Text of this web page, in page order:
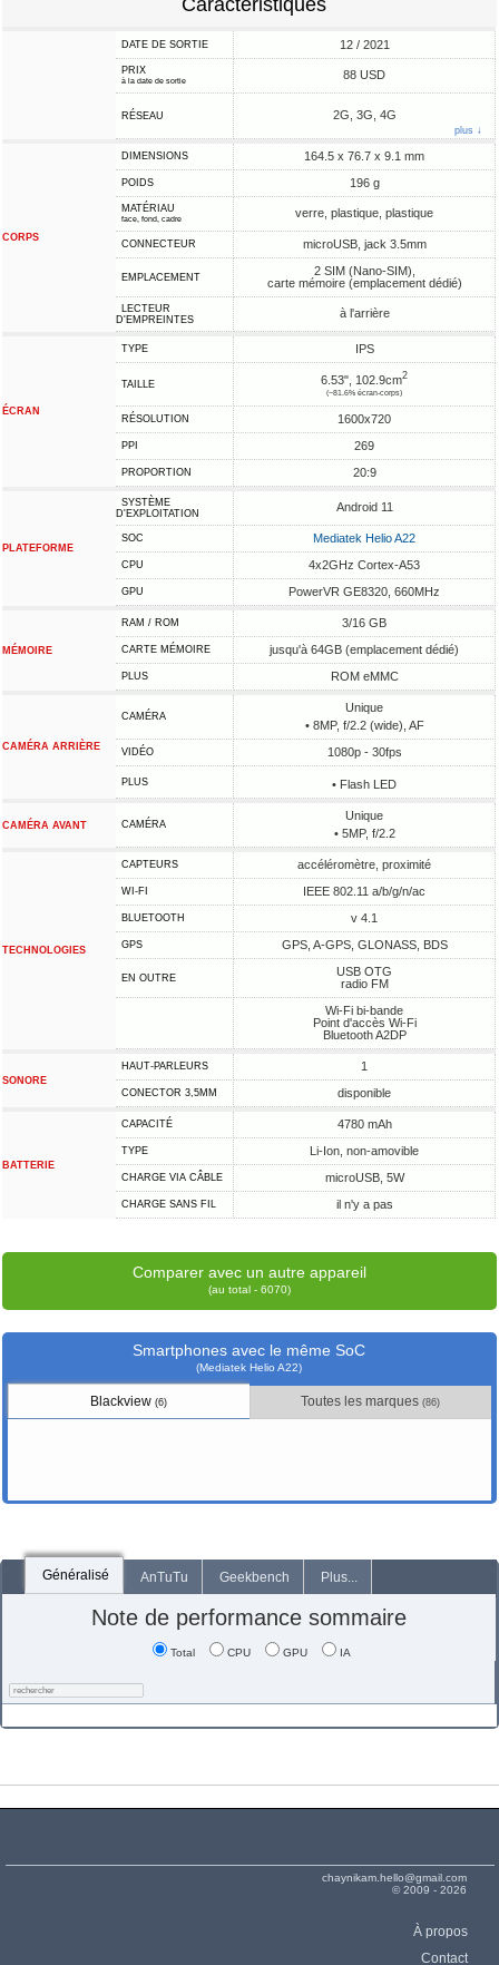
Caractéristiques
DATE DE SORTIE 12 / 2021
PRIX
à la date de sortie 88 USD
RÉSEAU 2G, 3G, 4G
plus ↓
CORPS
DIMENSIONS 164.5 x 76.7 x 9.1 mm
POIDS 196 g
MATÉRIAU
face, fond, cadre verre, plastique, plastique
CONNECTEUR microUSB, jack 3.5mm
EMPLACEMENT
2 SIM (Nano-SIM),
carte mémoire (emplacement dédié)
LECTEUR
D'EMPREINTES
à l'arrière
ÉCRAN
TYPE IPS
TAILLE 6.53", 102.9cm2
(~81.6% écran-corps)
RÉSOLUTION 1600x720
PPI 269
PROPORTION 20:9
PLATEFORME
SYSTÈME
D'EXPLOITATION
Android 11
SOC Mediatek Helio A22
CPU 4x2GHz Cortex-A53
GPU PowerVR GE8320, 660MHz
MÉMOIRE
RAM / ROM 3/16 GB
CARTE MÉMOIRE jusqu'à 64GB (emplacement dédié)
PLUS ROM eMMC
CAMÉRA ARRIÈRE
CAMÉRA
Unique
• 8MP, f/2.2 (wide), AF
VIDÉO 1080p - 30fps
PLUS • Flash LED
CAMÉRA AVANT CAMÉRA
Unique
• 5MP, f/2.2
TECHNOLOGIES
CAPTEURS accéléromètre, proximité
WI-FI IEEE 802.11 a/b/g/n/ac
BLUETOOTH v 4.1
GPS GPS, A-GPS, GLONASS, BDS
EN OUTRE
USB OTG
radio FM
Wi-Fi bi-bande
Point d'accès Wi-Fi
Bluetooth A2DP
SONORE
HAUT-PARLEURS 1
CONECTOR 3,5MM disponible
BATTERIE
CAPACITÉ 4780 mAh
TYPE Li-Ion, non-amovible
CHARGE VIA CÂBLE microUSB, 5W
CHARGE SANS FIL il n'y a pas
Comparer avec un autre appareil
(au total - 6070)
Smartphones avec le même SoC
(Mediatek Helio A22)
Blackview(6) Toutes les marques(86)
Généralisé AnTuTu Geekbench Plus...
Note de performance sommaire
Total CPU GPU IA
chaynikam.hello@gmail.com
© 2009 - 2026
À propos
Contact